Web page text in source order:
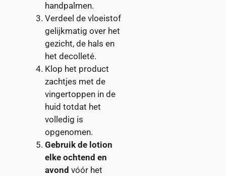
handpalmen.
Verdeel de vloeistof
gelijkmatig over het
gezicht, de hals en
het decolleté.
Klop het product
zachtjes met de
vingertoppen in de
huid totdat het
volledig is
opgenomen.
Gebruik de lotion
elke ochtend en
avond vóór het